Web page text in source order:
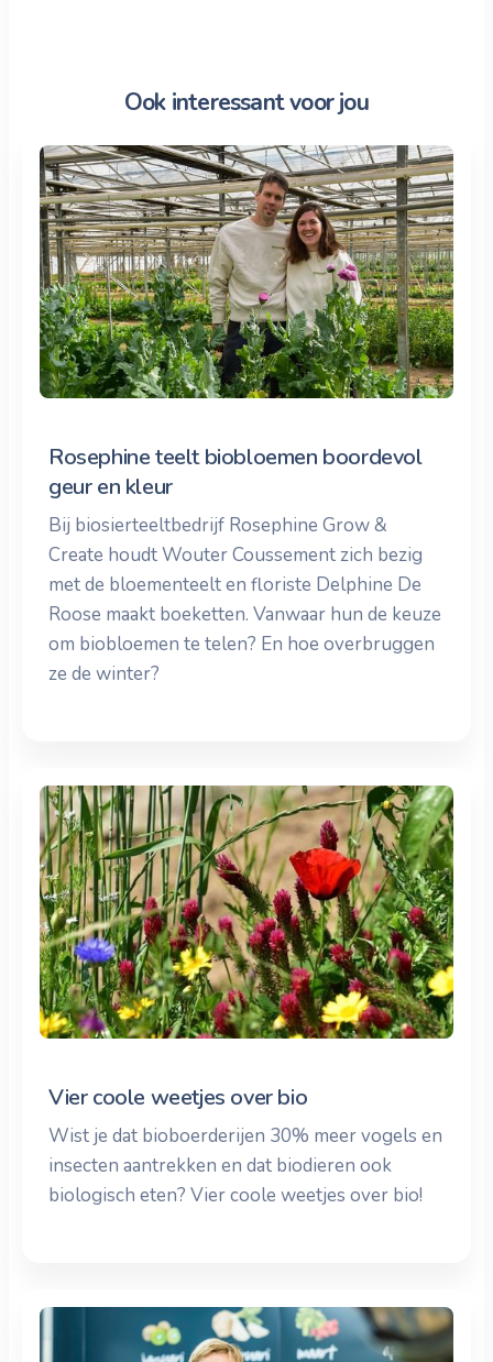
Ook interessant voor jou
Rosephine teelt biobloemen boordevol
geur en kleur
Bij biosierteeltbedrijf Rosephine Grow &
Create houdt Wouter Coussement zich bezig
met de bloementeelt en floriste Delphine De
Roose maakt boeketten. Vanwaar hun de keuze
om biobloemen te telen? En hoe overbruggen
ze de winter?
Vier coole weetjes over bio
Wist je dat bioboerderijen 30% meer vogels en
insecten aantrekken en dat biodieren ook
biologisch eten? Vier coole weetjes over bio!